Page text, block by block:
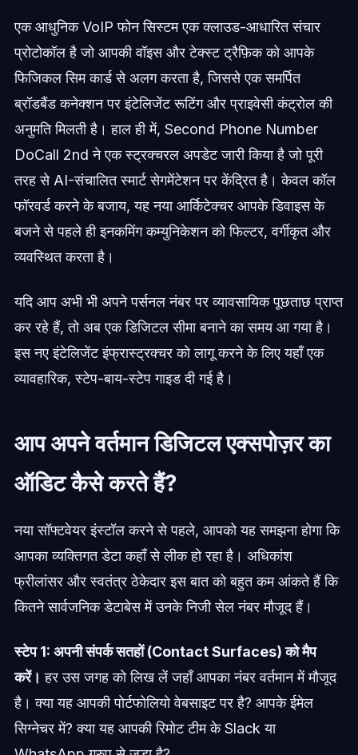
एक आधुनिक VoIP फोन सिस्टम एक क्लाउड-आधारित संचार
प्रोटोकॉल है जो आपकी वॉइस और टेक्स्ट ट्रैफ़िक को आपके
फिजिकल सिम कार्ड से अलग करता है, जिससे एक समर्पित
ब्रॉडबैंड कनेक्शन पर इंटेलिजेंट रूटिंग और प्राइवेसी कंट्रोल की
अनुमति मिलती है। हाल ही में, Second Phone Number
DoCall 2nd ने एक स्ट्रक्चरल अपडेट जारी किया है जो पूरी
तरह से AI-संचालित स्मार्ट सेगमेंटेशन पर केंद्रित है। केवल कॉल
फॉरवर्ड करने के बजाय, यह नया आर्किटेक्चर आपके डिवाइस के
बजने से पहले ही इनकमिंग कम्युनिकेशन को फिल्टर, वर्गीकृत और
व्यवस्थित करता है।
यदि आप अभी भी अपने पर्सनल नंबर पर व्यावसायिक पूछताछ प्राप्त
कर रहे हैं, तो अब एक डिजिटल सीमा बनाने का समय आ गया है।
इस नए इंटेलिजेंट इंफ्रास्ट्रक्चर को लागू करने के लिए यहाँ एक
व्यावहारिक, स्टेप-बाय-स्टेप गाइड दी गई है।
आप अपने वर्तमान डिजिटल एक्सपोज़र का
ऑडिट कैसे करते हैं?
नया सॉफ्टवेयर इंस्टॉल करने से पहले, आपको यह समझना होगा कि
आपका व्यक्तिगत डेटा कहाँ से लीक हो रहा है। अधिकांश
फ्रीलांसर और स्वतंत्र ठेकेदार इस बात को बहुत कम आंकते हैं कि
कितने सार्वजनिक डेटाबेस में उनके निजी सेल नंबर मौजूद हैं।
स्टेप 1: अपनी संपर्क सतहों (Contact Surfaces) को मैप
करें। हर उस जगह को लिख लें जहाँ आपका नंबर वर्तमान में मौजूद
है। क्या यह आपकी पोर्टफोलियो वेबसाइट पर है? आपके ईमेल
सिग्नेचर में? क्या यह आपकी रिमोट टीम के Slack या